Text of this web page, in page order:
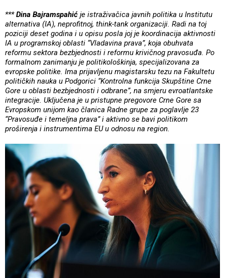
***Dina Bajramspahić je istraživačica javnih politika u Institutu
alternativa (IA), neprofitnoj, think-tank organizaciji. Radi na toj
poziciji deset godina i u opisu posla joj je koordinacija aktivnosti
IA u programskoj oblasti “Vladavina prava”, koja obuhvata
reformu sektora bezbjednosti i reformu krivičnog pravosuđa. Po
formalnom zanimanju je politikološkinja, specijalizovana za
evropske politike. Ima prijavljenu magistarsku tezu na Fakultetu
političkih nauka u Podgorici “Kontrolna funkcija Skupštine Crne
Gore u oblasti bezbjednosti i odbrane”, na smjeru evroatlantske
integracije. Uključena je u pristupne pregovore Crne Gore sa
Evropskom unijom kao članica Radne grupe za poglavlje 23
“Pravosuđe i temeljna prava” i aktivno se bavi politikom
proširenja i instrumentima EU u odnosu na region.